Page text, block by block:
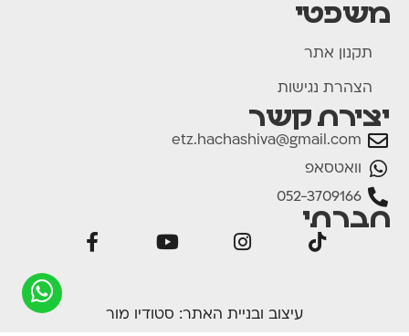
משפטי
תקנון אתר
הצהרת נגישות
יצירת קשר
etz.hachashiva@gmail.com
וואטסאפ
052-3709166
חברתי
עיצוב ובניית האתר: סטודיו מור